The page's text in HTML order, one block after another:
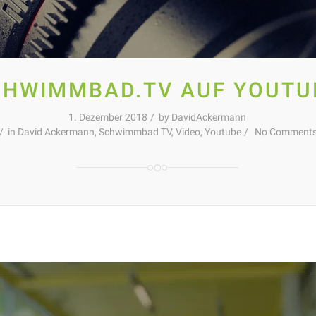
AUF
1. Dezember 2018 by DavidAckermann
in David Ackermann, Schwimmbad TV, Video, Youtube No